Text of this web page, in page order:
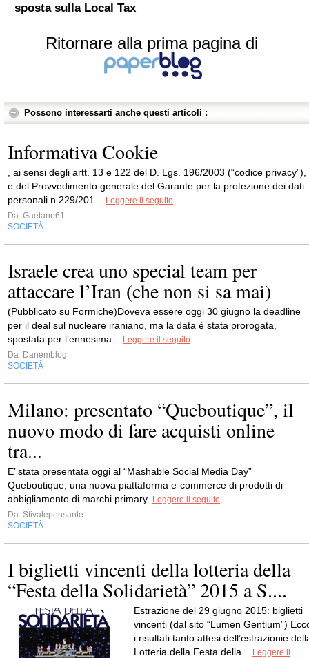
sposta sulla Local Tax
Ritornare alla prima pagina di
Possono interessarti anche questi articoli :
Informativa Cookie
, ai sensi degli artt. 13 e 122 del D. Lgs. 196/2003 (“codice privacy”),
e del Provvedimento generale del Garante per la protezione dei dati
personali n.229/201...
Leggere il seguito
Da Gaetano61
SOCIETÀ
Israele crea uno special team per
attaccare l’Iran (che non si sa mai)
(Pubblicato su Formiche)Doveva essere oggi 30 giugno la deadline
per il deal sul nucleare iraniano, ma la data è stata prorogata,
spostata per l’ennesima...
Leggere il seguito
Da Danemblog
SOCIETÀ
Milano: presentato “Queboutique”, il
nuovo modo di fare acquisti online
tra...
E’ stata presentata oggi al “Mashable Social Media Day”
Queboutique, una nuova piattaforma e-commerce di prodotti di
abbigliamento di marchi primary. Leggere il seguito
Da Stivalepensante
SOCIETÀ
I biglietti vincenti della lotteria della
“Festa della Solidarietà” 2015 a S....
Estrazione del 29 giugno 2015: biglietti
vincenti (dal sito “Lumen Gentium”)
i risultati tanto attesi dell’estrazionie
Lotteria della Festa della...
Leggere il